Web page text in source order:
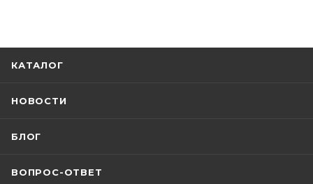
КАТАЛОГ
НОВОСТИ
БЛОГ
ВОПРОС-ОТВЕТ